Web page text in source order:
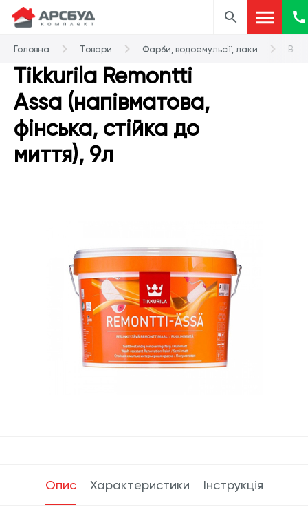
Головна Товари Фарби, водоемульсії, лаки
Tikkurila Remontti
Assa (напівматова,
фінська, стійка до
миття), 9л
Опис Характеристики Інструкція